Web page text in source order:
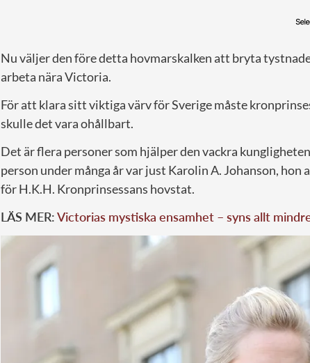
Nu väljer den före detta hovmarskalken att bryta
arbeta nära Victoria.
För att klara sitt viktiga värv för Sverige måste
skulle det vara ohållbart.
Det är flera personer som hjälper den vackra
person under många år var just Karolin A. Johanson, hon
för H.K.H. Kronprinsessans hovstat.
LÄS MER:Victorias mystiska ensamhet – syns allt